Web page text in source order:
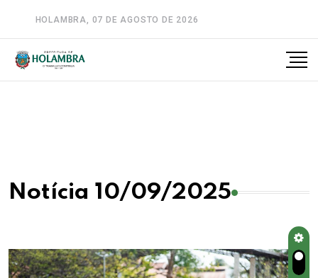
HOLAMBRA, 07 DE AGOSTO DE 2026
Notícia 10/09/2025